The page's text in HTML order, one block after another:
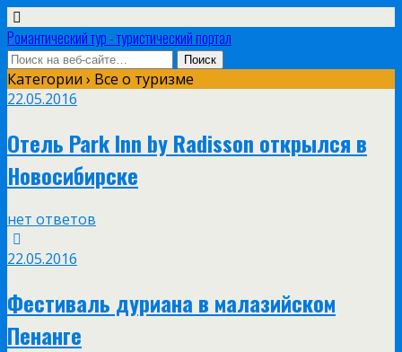
Романтический тур - туристический портал
Категории › Все о туризме
22.05.2016
Отель Park Inn by Radisson открылся в
Новосибирске
нет ответов
22.05.2016
Фестиваль дуриана в малазийском
Пенанге